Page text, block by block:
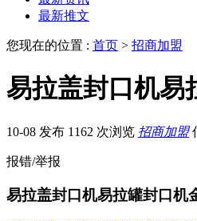
最新推文
您现在的位置 : 首页 > 招商加盟
易拉盖封口机易
10-08 发布 1162 次浏览 招商加盟
报错/举报
易拉盖封口机易拉罐封口机